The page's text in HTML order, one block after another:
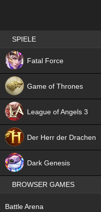
Best RPG games in Germany
SPIELE
Fatal Force
Game of Thrones
League of Angels 3
Der Herr der Drachen
Dark Genesis
BROWSER GAMES
Battle Arena